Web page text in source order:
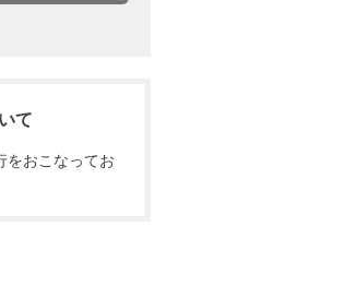
て
をおこなってお